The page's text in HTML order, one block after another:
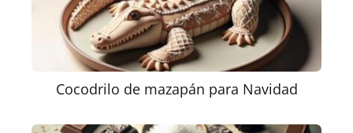
Cocodrilo de mazapán para Navidad